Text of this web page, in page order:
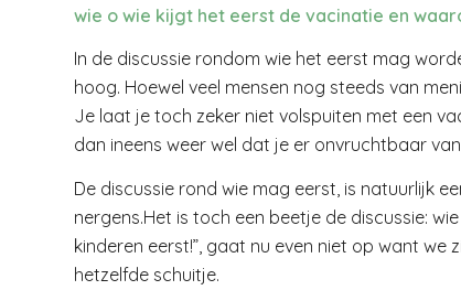
wie o wie kijgt het eerst de vacinatie en
In de discussie rondom wie het eerst mag
hoog. Hoewel veel mensen nog steeds van
Je laat je toch zeker niet volspuiten met een
dan ineens weer wel dat je er onvruchtbaar
De discussie rond wie mag eerst, is natuurlijk
nergens.Het is toch een beetje de discussie:
kinderen eerst!”, gaat nu even niet op want we
hetzelfde schuitje.